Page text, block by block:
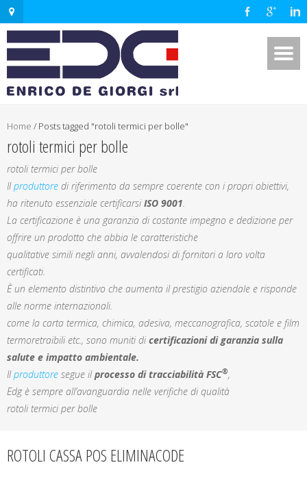
Home / Posts tagged "rotoli termici per bolle"
rotoli termici per bolle
rotoli termici per bolle
Ilproduttore di riferimento da sempre coerente con i propri obiettivi,
ha ritenuto essenziale certificarsi ISO 9001.
La certificazione è una garanzia di costante impegno e dedizione per
offrire un prodotto che abbia le caratteristiche
qualitative simili negli anni, avvalendosi di fornitori a loro volta
certificati.
È un elemento distintivo che aumenta il prestigio aziendale e risponde
alle norme internazionali.
come la carta termica, chimica, adesiva, meccanografica, scatole e film
termoretraibili etc., sono muniti di certificazioni di garanzia sulla
salute e impatto ambientale.
Ilproduttore segue ilprocesso di tracciabilità FSC®,
Edg è sempre all’avanguardia nelle verifiche di qualità
rotoli termici per bolle
ROTOLI CASSA POS ELIMINACODE